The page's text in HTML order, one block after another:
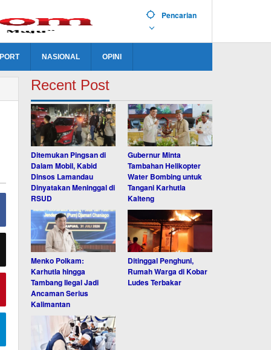
Pencarian
NASIONAL OPINI
Recent Post
Ditemukan Pingsan di
Dalam Mobil, Kabid
Dinsos Lamandau
Dinyatakan Meninggal di
RSUD
Gubernur Minta
Tambahan Helikopter
Water Bombing untuk
Tangani Karhutla
Kalteng
Menko Polkam:
Karhutla hingga
Tambang Ilegal Jadi
Ancaman Serius
Kalimantan
Ditinggal Penghuni,
Rumah Warga di Kobar
Ludes Terbakar